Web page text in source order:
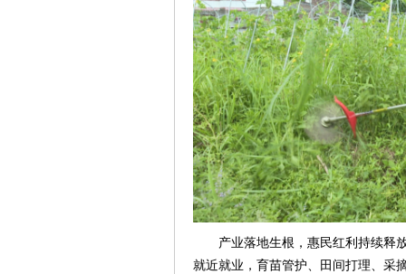
产业落地生根，惠民红利持续释
就近就业，育苗管护、田间打理、采